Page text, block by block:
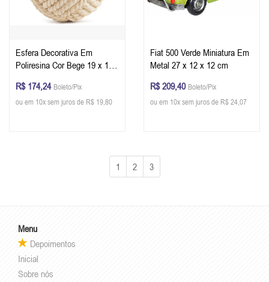
Esfera Decorativa Em
Poliresina Cor Bege 19 x 19
R$ 174,24 Boleto/Pix
ou em 10x sem juros de R$ 19,80
Fiat 500 Verde Miniatura Em
Metal 27 x 12 x 12 cm
R$ 209,40 Boleto/Pix
ou em 10x sem juros de R$ 24,07
1 2 3
Menu
Depoimentos
Inicial
Sobre nós